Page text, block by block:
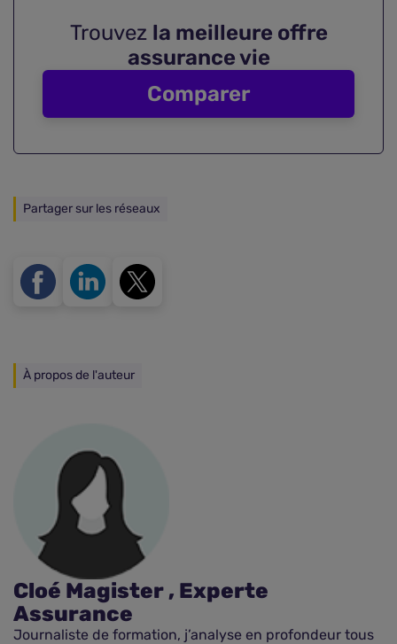
Trouvez la meilleure offre
assurance vie
Comparer
Partager sur les réseaux
À propos de l'auteur
Cloé Magister , Experte
Assurance
Journaliste de formation, j’analyse en profondeur tous